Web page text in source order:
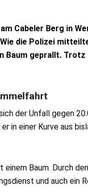
Cabeler Berg in
die Polizei
Baum geprallt.
der Unfall gegen
in einer Kurve aus
Baum. Durch
und auch ein